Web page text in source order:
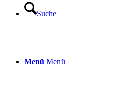
Suche
Menü Menü